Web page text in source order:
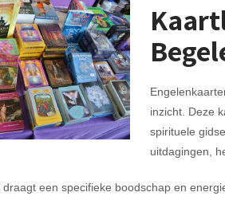
inzicht. Deze
spirituele
uitdagingen,
draagt een specifieke boodschap en